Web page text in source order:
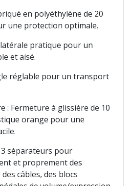
en polyéthylène de 20
une protection optimale.
latérale pratique pour un
et aisé.
réglable pour un transport
: Fermeture à glissière de 10
orange pour une
3 séparateurs pour
et proprement des
câbles, des blocs